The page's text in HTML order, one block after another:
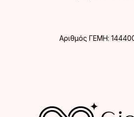
Αριθμός ΓΕΜΗ: